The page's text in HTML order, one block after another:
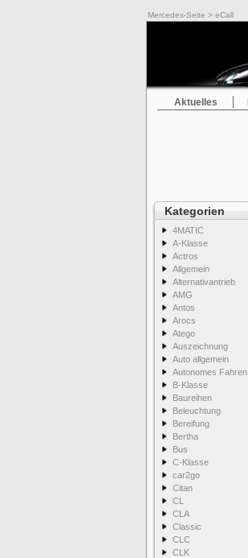
Mercedes-Seite > eCall
Aktuelles
Kategorien
4MATIC
A-Klasse
Actros
Allgemein
Alternativantrieb
AMG
Antos
Arocs
Atego
Auszeichnung
Auto allgemein
Autonomes Fahren
B-Klasse
Baureihen
Beleuchtung
Bereifung
Bertha
Bus
C-Klasse
car2go
Citan
CL
CLA
Classic
CLC
CLK